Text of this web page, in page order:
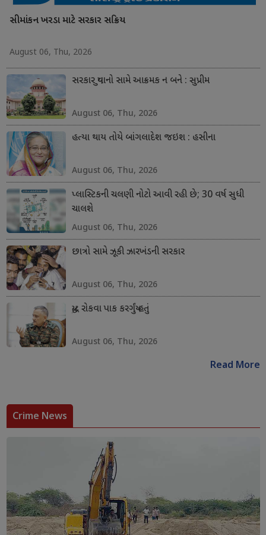
સીમાંકન ખરડા માટે સરકાર સક્રિય
August 06, Thu, 2026
સરકાર યુવાનો સામે આક્રમક ન બને : સુપ્રીમ
August 06, Thu, 2026
હત્યા થાય તોયે બાંગલાદેશ જઇશ : હસીના
August 06, Thu, 2026
પ્લાસ્ટિકની ચલણી નોટો આવી રહી છે; 30 વર્ષ સુધી
ચાલશે
August 06, Thu, 2026
છાત્રો સામે ઝૂકી ઝારખંડની સરકાર
August 06, Thu, 2026
યુદ્ધ રોકવા પાક કરગર્યું હતું
August 06, Thu, 2026
Read More
Crime News